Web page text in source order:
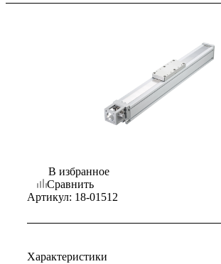
В избранное
Сравнить
Артикул: 18-01512
Характеристики